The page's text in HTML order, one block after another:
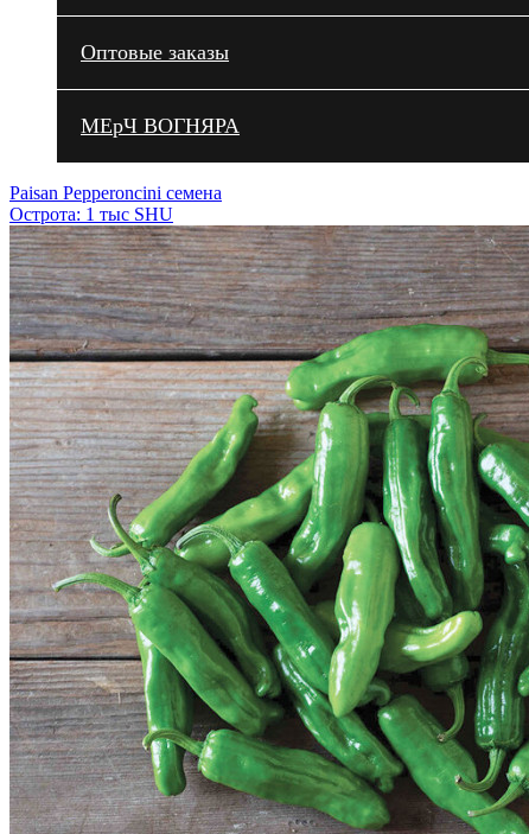
Оптовые заказы
МЕрЧ ВОГНЯРА
Paisan Pepperoncini семена
Острота: 1 тыс SHU